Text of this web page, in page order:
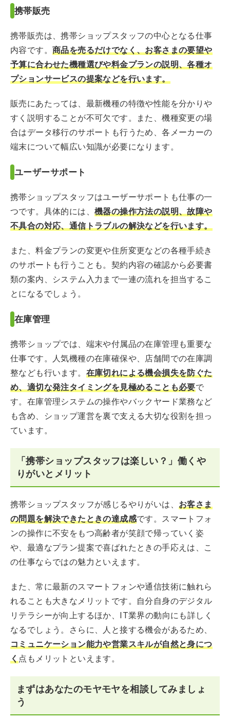
携帯販売
携帯販売は、携帯ショップスタッフの中心となる仕事
内容です。 商品を売るだけでなく、お客さまの要望や
予算に合わせた機種選びや料金プランの説明、各種オ
プションサービスの提案などを行います。
販売にあたっては、最新機種の特徴や性能を分かりや
すく説明することが不可欠です。また、機種変更の場
合はデータ移行のサポートも行うため、各メーカーの
端末について幅広い知識が必要になります。
ユーザーサポート
携帯ショップスタッフはユーザーサポートも仕事の一
つです。具体的には、 機器の操作方法の説明、故障や
不具合の対応、通信トラブルの解決などを行います。
また、料金プランの変更や住所変更などの各種手続き
のサポートも行うことも。契約内容の確認から必要書
類の案内、システム入力まで一連の流れを担当するこ
とになるでしょう。
在庫管理
携帯ショップでは、端末や付属品の在庫管理も重要な
仕事です。人気機種の在庫確保や、店舗間での在庫調
整なども行います。 在庫切れによる機会損失を防ぐた
め、適切な発注タイミングを見極めることも必要で
す。在庫管理システムの操作やバックヤード業務など
も含め、ショップ運営を裏で支える大切な役割を担っ
ています。
「携帯ショップスタッフは楽しい？」働くや
りがいとメリット
携帯ショップスタッフが感じるやりがいは、 お客さま
の問題を解決できたときの達成感です。スマートフォ
ンの操作に不安をもつ高齢者が笑顔で帰っていく姿
や、最適なプラン提案で喜ばれたときの手応えは、こ
の仕事ならではの魅力といえます。
また、常に最新のスマートフォンや通信技術に触れら
れることも大きなメリットです。自分自身のデジタル
リテラシーが向上するほか、IT業界の動向にも詳しく
なるでしょう。さらに、人と接する機会があるため、
コミュニケーション能力や営業スキルが自然と身につ
く点もメリットといえます。
まずはあなたのモヤモヤを相談してみましょ
う